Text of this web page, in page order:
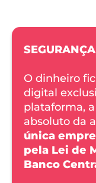
SEGURANÇA
O dinheiro
digital
plataforma,
absoluto da
única
pela Lei de
Banco